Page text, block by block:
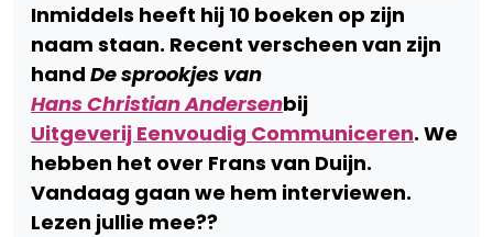
Inmiddels heeft hij 10 boeken op zijn
naam staan. Recent verscheen van zijn
hand De sprookjes van
Hans Christian Andersenbij
Uitgeverij Eenvoudig Communiceren. We
hebben het over Frans van Duijn.
Vandaag gaan we hem interviewen.
Lezen jullie mee??